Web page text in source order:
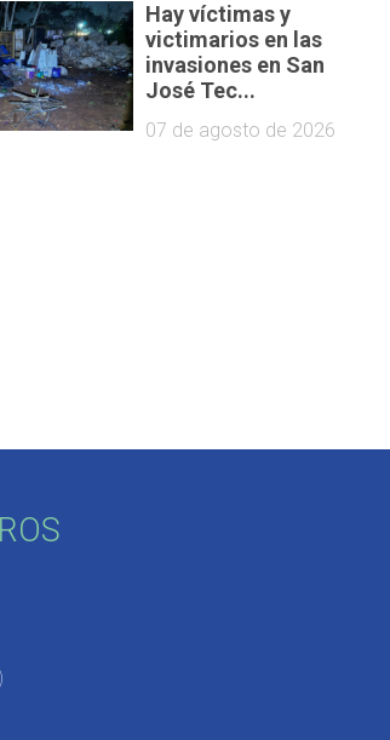
Hay víctimas y
victimarios en las
invasiones en San
José Tec...
07 de agosto de 2026